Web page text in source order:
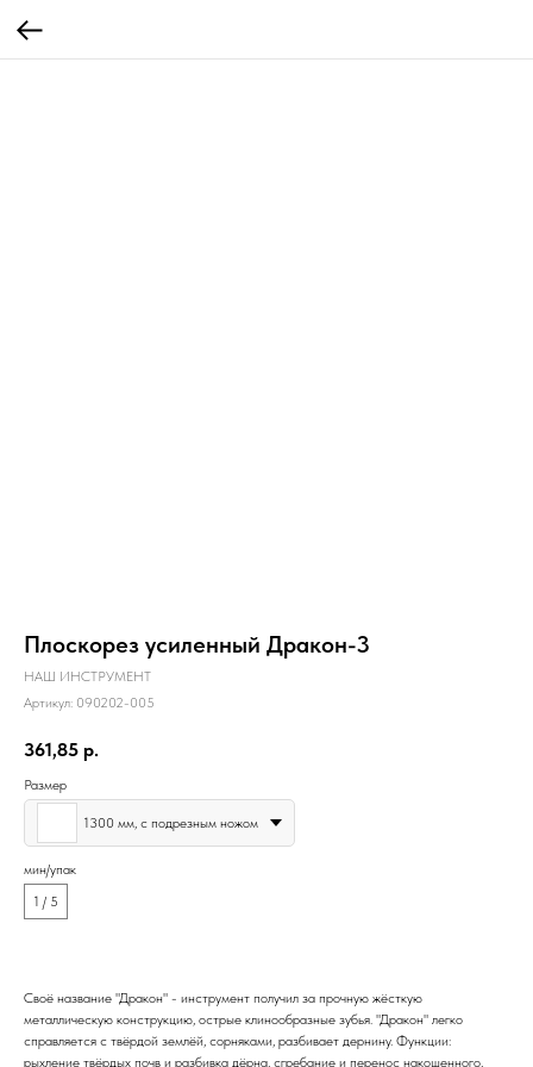
Плоскорез усиленный Дракон-3
НАШ ИНСТРУМЕНТ
Артикул: 090202-005
361,85 р.
Размер
1300 мм, с подрезным ножом
мин/упак
1 / 5
Своё название "Дракон" - инструмент получил за прочную жёсткую
металлическую конструкцию, острые клинообразные зубья. "Дракон" легко
справляется с твёрдой землёй, сорняками, разбивает дернину. Функции:
рыхление твёрдых почв и разбивка дёрна, сгребание и перенос накошенного,